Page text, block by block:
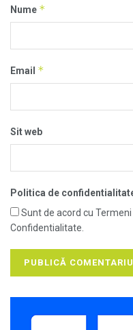
Nume *
Email *
Sit web
Politica de
Sunt de acord cu
Confidentialitate.